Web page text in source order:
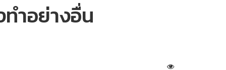
ำอย่างอื่น